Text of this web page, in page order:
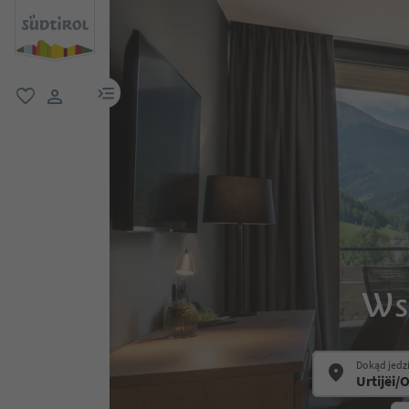
link menu
Dokąd